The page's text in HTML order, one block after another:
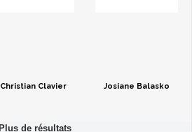
Christian Clavier Josiane Balasko